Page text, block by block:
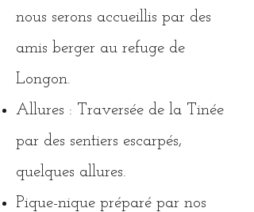
nous serons accueillis par des
amis berger au refuge de
Longon.
Allures : Traversée de la Tinée
par des sentiers escarpés,
quelques allures.
Pique-nique préparé par nos